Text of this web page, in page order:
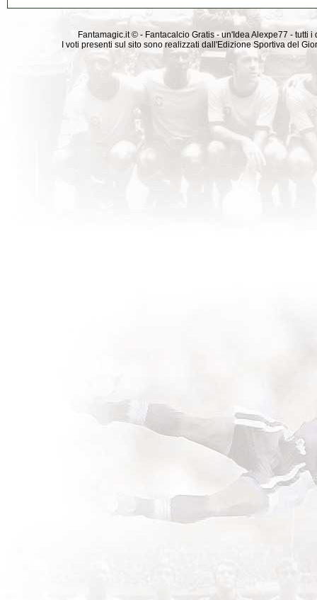
Fantamagic.it © - Fantacalcio Gratis - un'Idea Alexpe77 -
I voti presenti sul sito sono realizzati dall'Edizione Sportiva del